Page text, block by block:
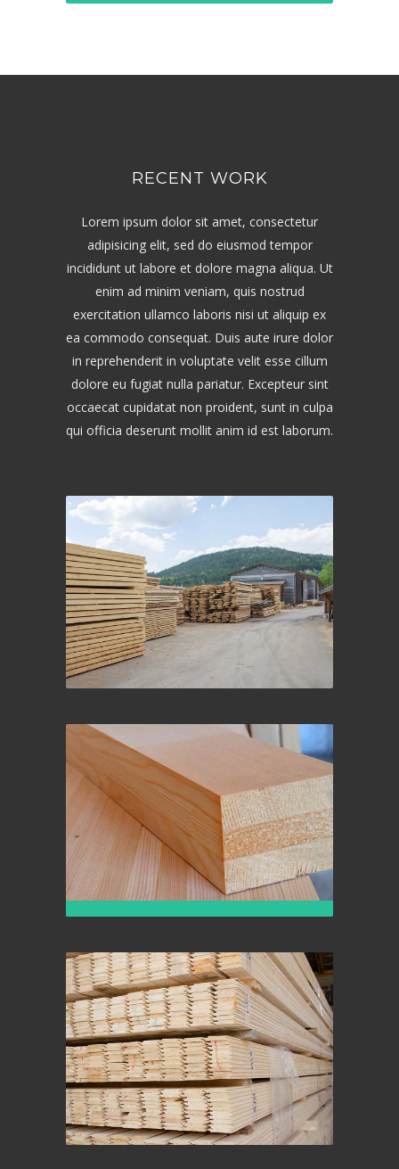
RECENT WORK
Lorem ipsum dolor sit amet, consectetur
adipisicing elit, sed do eiusmod tempor
incididunt ut labore et dolore magna aliqua. Ut
enim ad minim veniam, quis nostrud
exercitation ullamco laboris nisi ut aliquip ex
ea commodo consequat. Duis aute irure dolor
in reprehenderit in voluptate velit esse cillum
dolore eu fugiat nulla pariatur. Excepteur sint
occaecat cupidatat non proident, sunt in culpa
qui officia deserunt mollit anim id est laborum.
Rezana građa
stolariju